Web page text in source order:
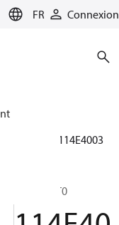
FR Connexion
114E4003
SC21CLXT0